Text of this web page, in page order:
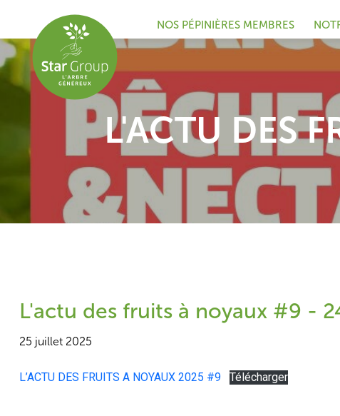
NOS PÉPINIÈRES MEMBRES
L'ACTU DES
L'actu des fruits à noyaux #9 -
25 juillet 2025
L’ACTU DES FRUITS A NOYAUX 2025 #9 Télécharger